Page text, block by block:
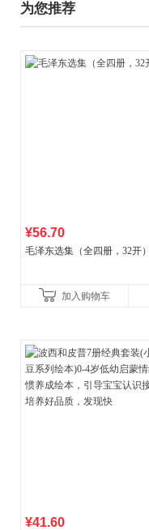
为您推荐
¥56.70
毛泽东选集（全四册，32开）
加入购物车
¥41.60